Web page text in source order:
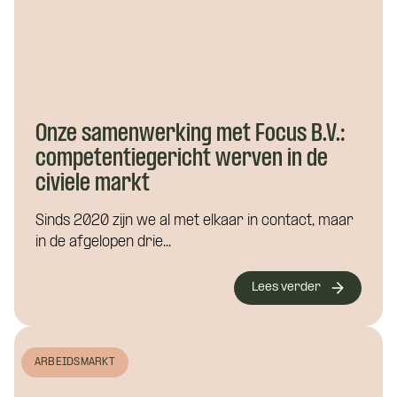
Onze samenwerking met Focus B.V.:
competentiegericht werven in de
civiele markt
Sinds 2020 zijn we al met elkaar in contact, maar
in de afgelopen drie...
Lees verder
ARBEIDSMARKT
Hoe kunnen we je bereiken?
Wat is je telefoonnummer?